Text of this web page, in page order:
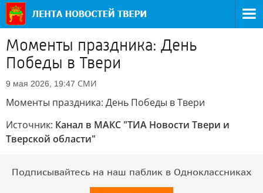
Моменты праздника: День
Победы в Твери
9 мая 2026, 19:47 СМИ
Моменты праздника: День Победы в Твери
Источник: Канал в МАКС "ТИА Новости Твери и
Тверской области"
Подписывайтесь на наш паблик в Одноклассниках